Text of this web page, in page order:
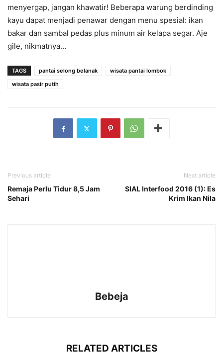
menyergap, jangan khawatir! Beberapa warung berdinding
kayu dapat menjadi penawar dengan menu spesial: ikan
bakar dan sambal pedas plus minum air kelapa segar. Aje
gile, nikmatnya…
TAGS pantai selong belanak
wisata pantai lombok
wisata pasir putih
Previous article
Remaja Perlu Tidur 8,5 Jam
Sehari
Next article
SIAL Interfood 2016 (1): Es
Krim Ikan Nila
Bebeja
RELATED ARTICLES